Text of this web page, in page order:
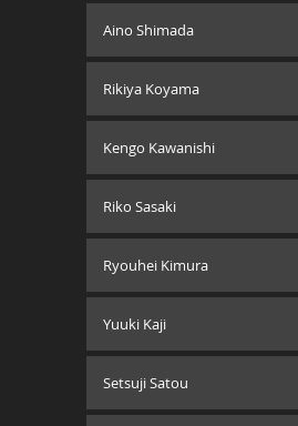
Aino Shimada
Rikiya Koyama
Kengo Kawanishi
Riko Sasaki
Ryouhei Kimura
Yuuki Kaji
Setsuji Satou